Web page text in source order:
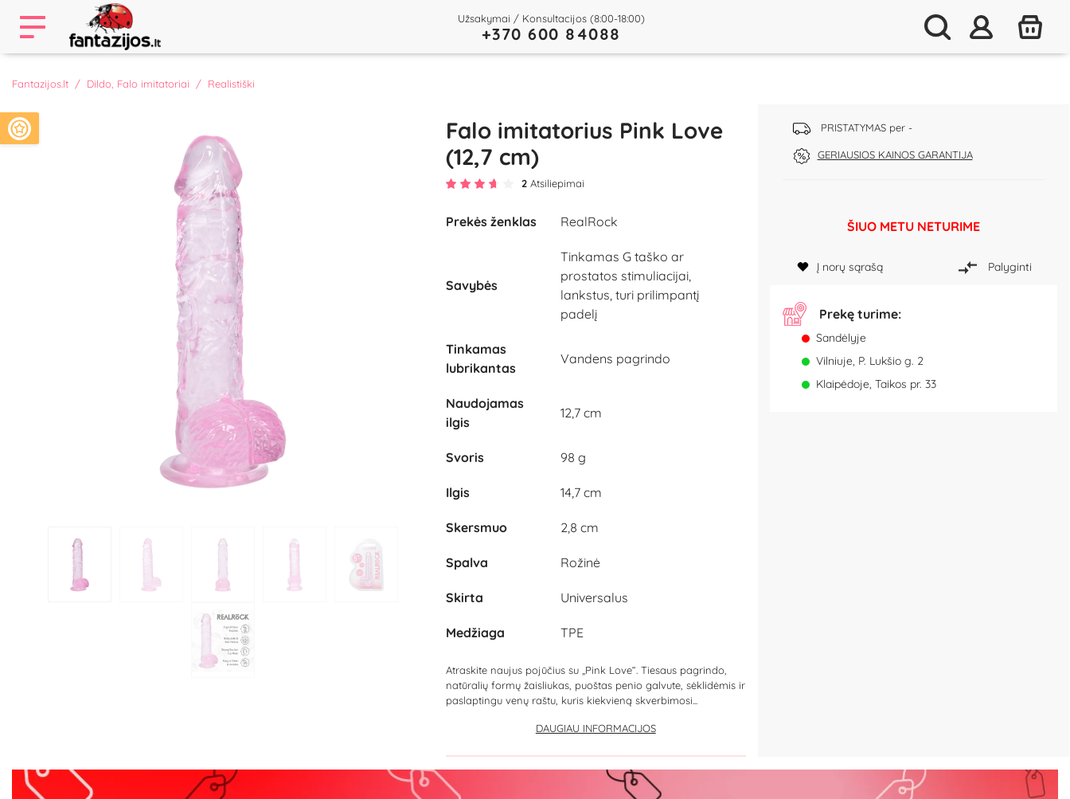
Užsakymai / Konsultacijos (8:00-18:00)
+370 600 84088
Fantazijos.lt Dildo, Falo imitatoriai Realistiški
Falo imitatorius Pink Love
(12,7 cm)
2 Atsiliepimai
PRISTATYMAS per -
GERIAUSIOS KAINOS GARANTIJA
Prekės ženklas RealRock
Savybės
Tinkamas G taško ar
prostatos stimuliacijai,
lankstus, turi prilimpantį
padelį
Tinkamas
lubrikantas
Vandens pagrindo
Naudojamas
ilgis
12,7 cm
Svoris 98 g
Ilgis 14,7 cm
Skersmuo 2,8 cm
Spalva Rožinė
Skirta Universalus
Medžiaga TPE
Atraskite naujus pojūčius su „Pink Love“. Tiesaus pagrindo,
natūralių formų žaisliukas, puoštas penio galvute, sėklidėmis ir
paslaptingu venų raštu, kuris kiekvieną skverbimosi...
DAUGIAU INFORMACIJOS
ŠIUO METU NETURIME
Į norų sąrašą Palyginti
Prekę turime:
Sandėlyje
Vilniuje, P. Lukšio g. 2
Klaipėdoje, Taikos pr. 33